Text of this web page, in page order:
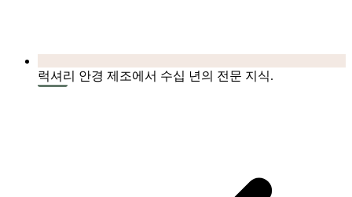
럭셔리 안경 제조에서 수십 년의 전문 지식.